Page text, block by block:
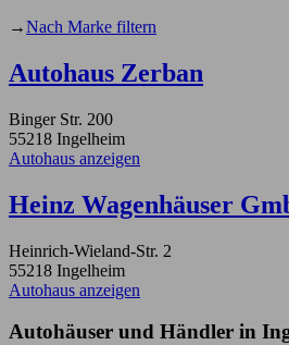
→Nach Marke filtern
Autohaus Zerban
Binger Str. 200
55218 Ingelheim
Autohaus anzeigen
Heinz Wagenhäuser
Heinrich-Wieland-Str. 2
55218 Ingelheim
Autohaus anzeigen
Autohäuser und Händler in